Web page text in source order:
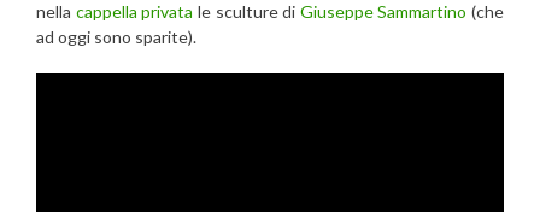
nella cappella privata le sculture di Giuseppe Sammartino (che
ad oggi sono sparite).